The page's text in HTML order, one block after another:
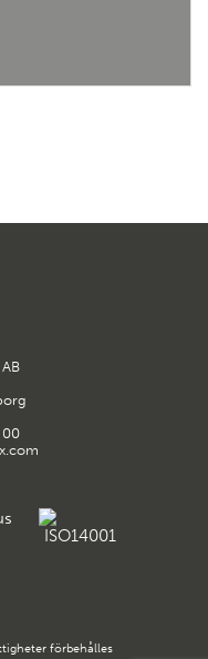
00
förbehålles